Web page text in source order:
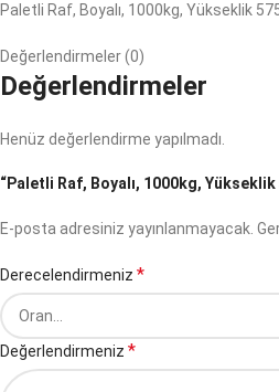
Paletli Raf, Boyalı, 1000kg, Yükseklik
Değerlendirmeler (0)
Değerlendirmeler
Henüz değerlendirme yapılmadı.
“Paletli Raf, Boyalı, 1000kg,
E-posta adresiniz yayınlanmayacak.
Derecelendirmeniz *
Değerlendirmeniz *